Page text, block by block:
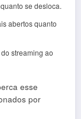
se desloca.
abertos quanto
streaming ao
esse
por